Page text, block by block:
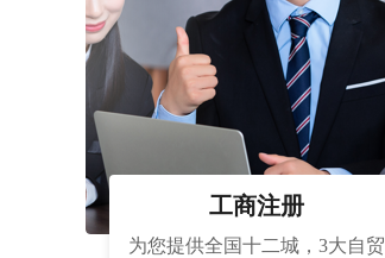
工商注册
为您提供全国十二城，3大自贸